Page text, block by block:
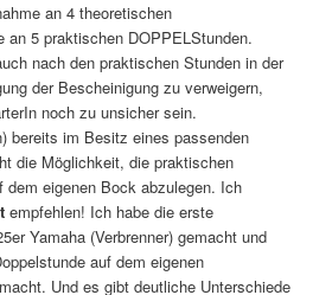
an 4 theoretischen
an 5 praktischen DOPPELStunden.
nach den praktischen Stunden in der
der Bescheinigung zu verweigern,
noch zu unsicher sein.
bereits im Besitz eines passenden
die Möglichkeit, die praktischen
dem eigenen Bock abzulegen. Ich
empfehlen! Ich habe die erste
Yamaha (Verbrenner) gemacht und
auf dem eigenen
Und es gibt deutliche Unterschiede